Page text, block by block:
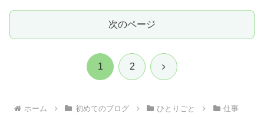
次のページ
1 2 次
ホーム 初めてのブログ ひとりごと
仕事